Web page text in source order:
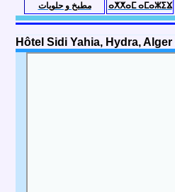
مطبخ و حلويات
ⴰⵅⵅⴰⵎ ⴰⵎⴰⵣⵉⴴ